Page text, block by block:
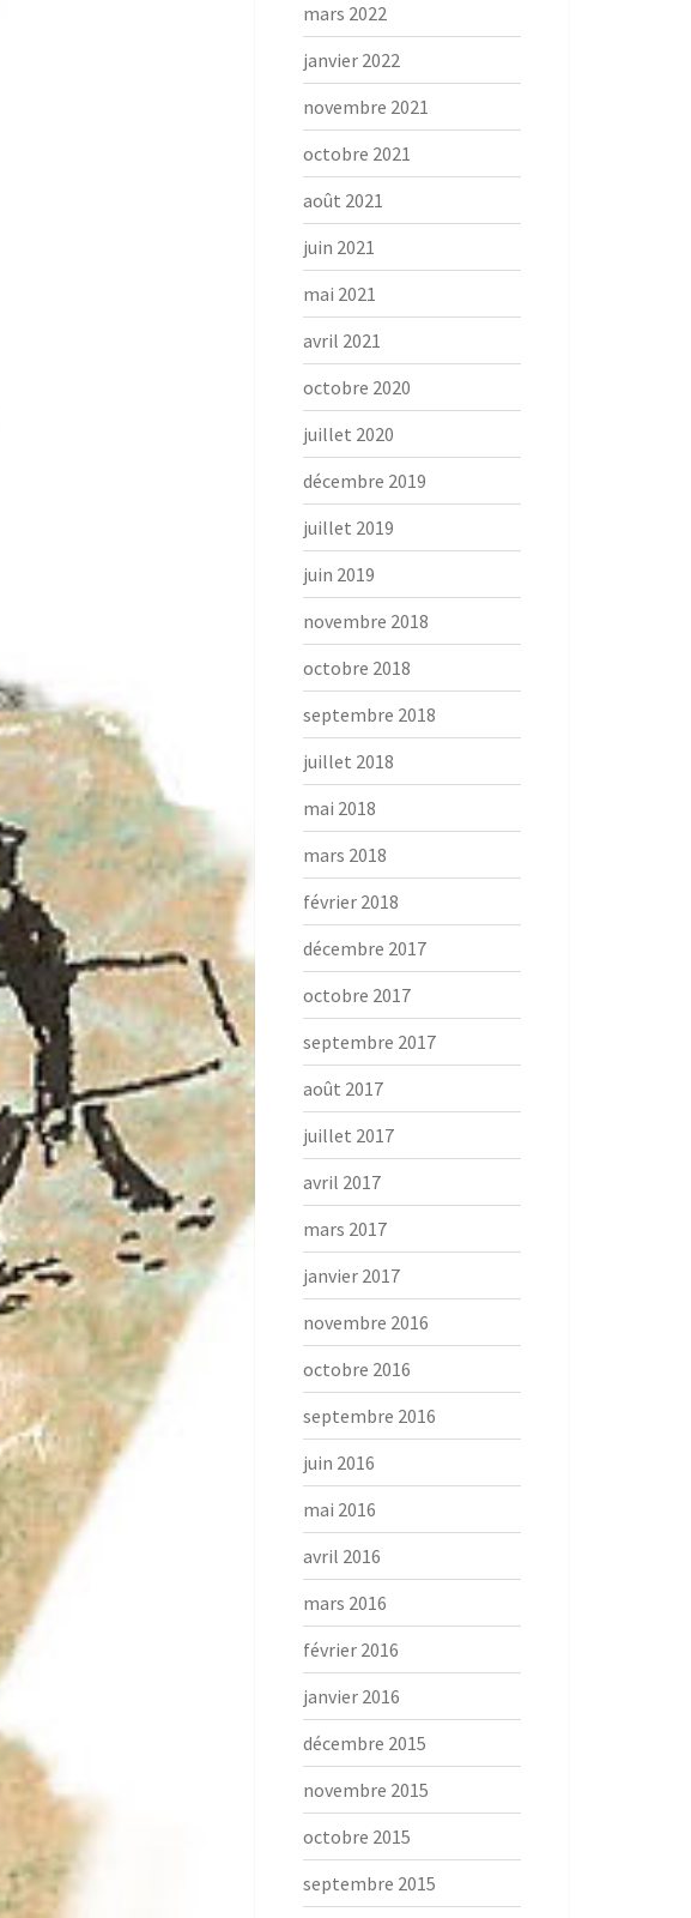
mars 2022
janvier 2022
novembre 2021
octobre 2021
août 2021
juin 2021
mai 2021
avril 2021
octobre 2020
juillet 2020
décembre 2019
juillet 2019
juin 2019
novembre 2018
octobre 2018
septembre 2018
juillet 2018
mai 2018
mars 2018
février 2018
décembre 2017
octobre 2017
septembre 2017
août 2017
juillet 2017
avril 2017
mars 2017
janvier 2017
novembre 2016
octobre 2016
septembre 2016
juin 2016
mai 2016
avril 2016
mars 2016
février 2016
janvier 2016
décembre 2015
novembre 2015
octobre 2015
septembre 2015